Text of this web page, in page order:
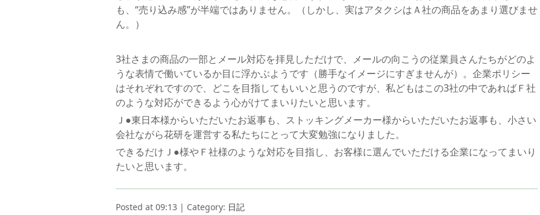
も、“売り込み感”が半端ではありません。（しかし、実はアタクシはＡ社の商品をあまり選びませ
ん。）
3社さまの商品の一部とメール対応を拝見しただけで、メールの向こうの従業員さんたちがどのよ
うな表情で働いているか目に浮かぶようです（勝手なイメージにすぎませんが）。企業ポリシー
はそれぞれですので、どこを目指してもいいと思うのですが、私どもはこの3社の中であればＦ社
のような対応ができるよう心がけてまいりたいと思います。
Ｊ●東日本様からいただいたお返事も、ストッキングメーカー様からいただいたお返事も、小さい
会社ながら花研を運営する私たちにとって大変勉強になりました。
できるだけＪ●様やＦ社様のような対応を目指し、お客様に選んでいただける企業になってまいり
たいと思います。
Posted at 09:13 | Category: 日記